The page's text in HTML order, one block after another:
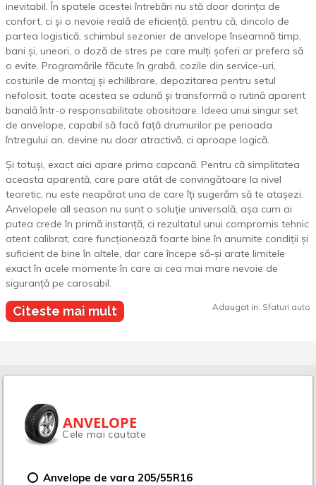
inevitabil. În spatele acestei întrebări nu stă doar dorința de
confort, ci și o nevoie reală de eficiență, pentru că, dincolo de
partea logistică, schimbul sezonier de anvelope înseamnă timp,
bani și, uneori, o doză de stres pe care mulți șoferi ar prefera să
o evite. Programările făcute în grabă, cozile din service-uri,
costurile de montaj și echilibrare, depozitarea pentru setul
nefolosit, toate acestea se adună și transformă o rutină aparent
banală într-o responsabilitate obositoare. Ideea unui singur set
de anvelope, capabil să facă față drumurilor pe perioada
întregului an, devine nu doar atractivă, ci aproape logică.
Și totuși, exact aici apare prima capcană. Pentru că simplitatea
aceasta aparentă, care pare atât de convingătoare la nivel
teoretic, nu este neapărat una de care îți sugerăm să te atașezi.
Anvelopele all season nu sunt o soluție universală, așa cum ai
putea crede în primă instanță, ci rezultatul unui compromis tehnic
atent calibrat, care funcționează foarte bine în anumite condiții și
suficient de bine în altele, dar care începe să-și arate limitele
exact în acele momente în care ai cea mai mare nevoie de
siguranță pe carosabil.
Citeste mai mult Adaugat in: Sfaturi auto
ANVELOPE
Cele mai cautate
Anvelope de vara 205/55R16